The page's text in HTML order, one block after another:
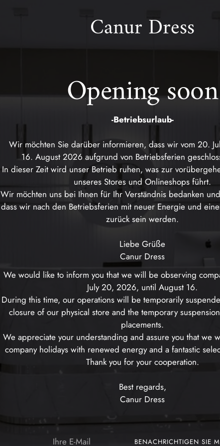
Canur Dress
Opening soon
-Betriebsurlaub-
Wir möchten Sie darüber informieren, dass wir vom 20.
16. August 2026 aufgrund von Betriebsferien
In dieser Zeit wird unser Betrieb ruhen, was zur
unseres Stores und Onlineshops führt.
Wir möchten uns bei Ihnen für Ihr Verständnis bedanken
dass wir nach den Betriebsferien mit neuer Energie und
zurück sein werden.
Liebe Grüße
Canur Dress
We would like to inform you that we will be observing
July 20, 2026, until August 16.
During this time, our operations will be temporarily
closure of our physical store and the temporary
placements.
We appreciate your understanding and assure you that we
company holidays with renewed energy and a fantastic
Thank you for your cooperation.
Best regards,
Canur Dress
Ihre
BENACHRICHTIGEN SIE